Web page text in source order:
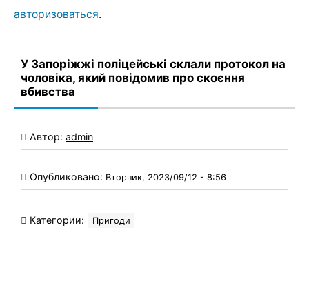
авторизоваться.
У Запоріжжі поліцейські склали протокол на
чоловіка, який повідомив про скоєння
вбивства
Автор: admin
Опубликовано: Вторник, 2023/09/12 - 8:56
Категории: Пригоди